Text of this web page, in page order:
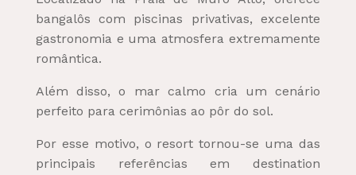
bangalôs com piscinas privativas, excelente
gastronomia e uma atmosfera extremamente
romântica.
Além disso, o mar calmo cria um cenário
perfeito para cerimônias ao pôr do sol.
Por esse motivo, o resort tornou-se uma das
principais referências em destination